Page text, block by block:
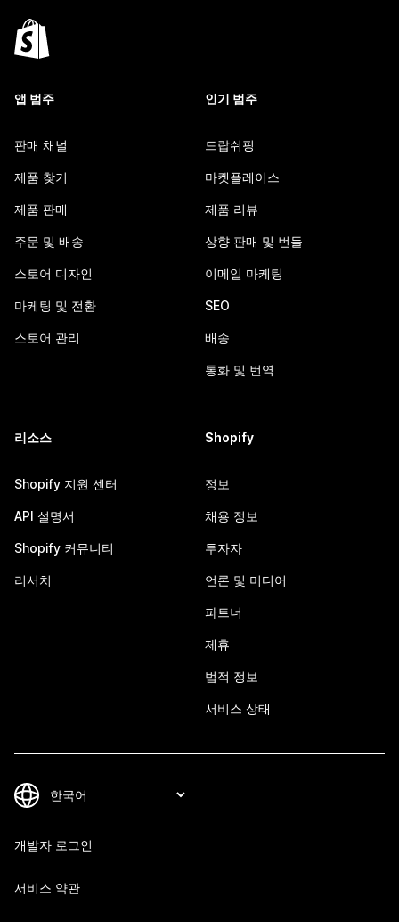
앱 범주
판매 채널
제품 찾기
제품 판매
주문 및 배송
스토어 디자인
마케팅 및 전환
스토어 관리
인기 범주
드랍쉬핑
마켓플레이스
제품 리뷰
상향 판매 및 번들
이메일 마케팅
SEO
배송
통화 및 번역
리소스
Shopify 지원 센터
API 설명서
Shopify 커뮤니티
리서치
Shopify
정보
채용 정보
투자자
언론 및 미디어
파트너
제휴
법적 정보
서비스 상태
개발자 로그인
서비스 약관